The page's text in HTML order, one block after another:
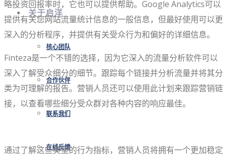
关于启洋
核心团队
合作伙伴
联系我们
在线反馈
略投资回报率时，它也可以提供帮助。Google Analytics可以
提供有关您网站流量统计信息的一般信息，但最好使用可以更
深入的分析程序，并提供有关受众行为和偏好的详细信息。
Finteza是一个不错的选择，因为它深入的流量分析软件可以
深入了解受众细分的细节。跟踪每个链接并分析流量并将其分
类为可理解的报告。营销人员还可以使用此计划来跟踪营销链
接，以查看哪些细分受众群对各种内容的响应最佳。
通过了解这些类型的行为指标，营销人员将拥有一个更加稳定